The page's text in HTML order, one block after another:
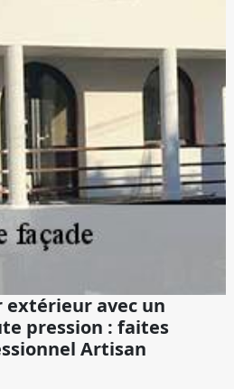
avec un
pression : faites
Artisan